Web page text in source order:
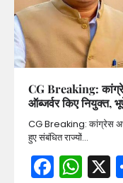
CG Breaking:
ऑब्जर्वर किए नियुक्त,
CG Breaking: कांग्रेस
हुए संबंधित राज्यों…